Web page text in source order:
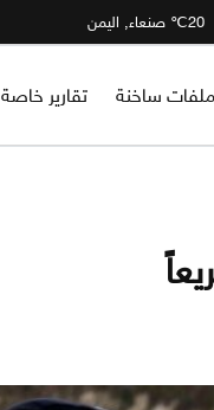
20℃ صنعاء, اليمن
ملفات ساخنة تقارير خاصة